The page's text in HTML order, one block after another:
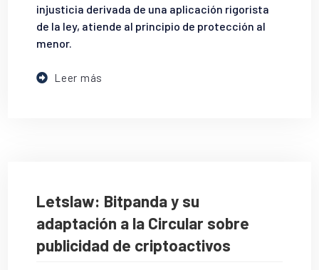
injusticia derivada de una aplicación rigorista
de la ley, atiende al principio de protección al
menor.
Leer más
Letslaw: Bitpanda y su
adaptación a la Circular sobre
publicidad de criptoactivos